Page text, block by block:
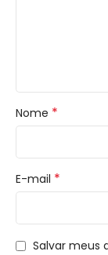
Nome *
E-mail *
Salvar meus